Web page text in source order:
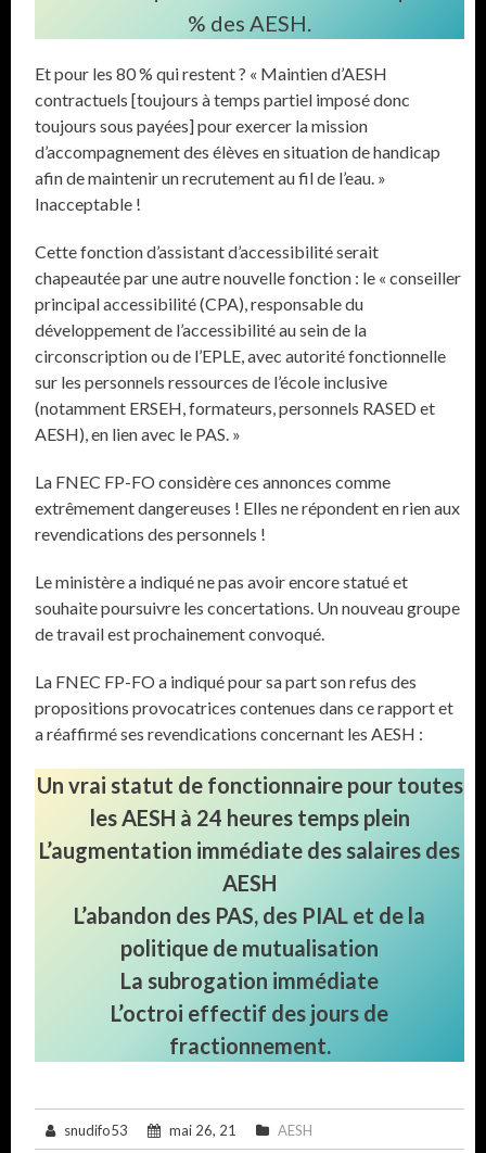
% des AESH.
Et pour les 80 % qui restent ? « Maintien d’AESH
contractuels [toujours à temps partiel imposé donc
toujours sous payées] pour exercer la mission
d’accompagnement des élèves en situation de handicap
afin de maintenir un recrutement au fil de l’eau. »
Inacceptable !
Cette fonction d’assistant d’accessibilité serait
chapeautée par une autre nouvelle fonction : le « conseiller
principal accessibilité (CPA), responsable du
développement de l’accessibilité au sein de la
circonscription ou de l’EPLE, avec autorité fonctionnelle
sur les personnels ressources de l’école inclusive
(notamment ERSEH, formateurs, personnels RASED et
AESH), en lien avec le PAS. »
La FNEC FP-FO considère ces annonces comme
extrêmement dangereuses ! Elles ne répondent en rien aux
revendications des personnels !
Le ministère a indiqué ne pas avoir encore statué et
souhaite poursuivre les concertations. Un nouveau groupe
de travail est prochainement convoqué.
La FNEC FP-FO a indiqué pour sa part son refus des
propositions provocatrices contenues dans ce rapport et
a réaffirmé ses revendications concernant les AESH :
Un vrai statut de fonctionnaire pour toutes
les AESH à 24 heures temps plein
L’augmentation immédiate des salaires des
AESH
L’abandon des PAS, des PIAL et de la
politique de mutualisation
La subrogation immédiate
L’octroi effectif des jours de
fractionnement.
snudifo53 mai 26, 21 AESH